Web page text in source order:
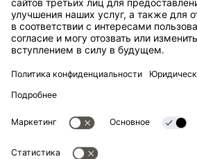
Группа компаний Kikkoman
Устойчивое развитие
СЛУЖБА ПОДДЕРЖКИ
Ответы на вопросы
Контакты